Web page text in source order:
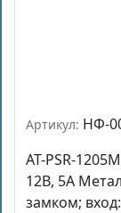
Артикул: НФ-
AT-PSR-
12B, 5А
замком;